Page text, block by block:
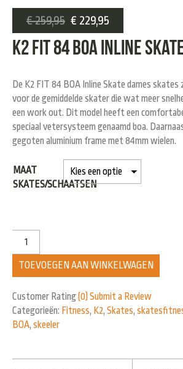
€259,95 € 229,95
K2 FIT 84 BOA Inline
De K2 FIT 84 BOA Inline Skate dames
voor de gemiddelde skater die wat meer
een work out. Dit model heeft een
speciaal vetersysteem genaamd boa.
gegoten aluminium frame met 84mm wielen.
MAAT
SKATES/SCHAATSEN
TOEVOEGEN AAN WINKELWAGEN
Customer Rating (0) Submit a Review
Categorieën: Fitness, K2, Skates,
BOA, skeeler